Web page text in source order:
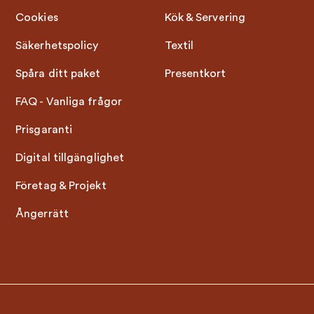
Cookies
Säkerhetspolicy
Spåra ditt paket
FAQ - Vanliga frågor
Prisgaranti
Digital tillgänglighet
Företag & Projekt
Ångerrätt
Kök & Servering
Textil
Presentkort